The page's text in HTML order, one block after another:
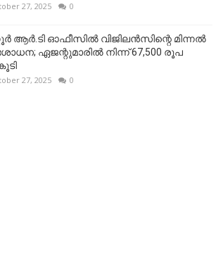
27, 2025 0
ആര്‍.ടി ഓഫീസില്‍ വിജിലൻസിന്റെ മിന്നല്‍
ഏജന്റുമാരില്‍ നിന്ന് 67,500 രൂപ
27, 2025 0